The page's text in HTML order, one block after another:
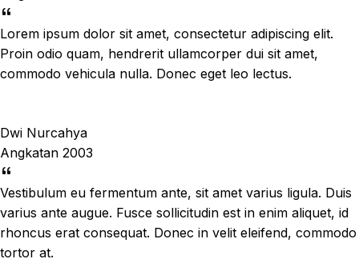
Lorem ipsum dolor sit amet, consectetur adipiscing elit.
Proin odio quam, hendrerit ullamcorper dui sit amet,
commodo vehicula nulla. Donec eget leo lectus.
Dwi Nurcahya
Angkatan 2003
Vestibulum eu fermentum ante, sit amet varius ligula. Duis
varius ante augue. Fusce sollicitudin est in enim aliquet, id
rhoncus erat consequat. Donec in velit eleifend, commodo
tortor at.